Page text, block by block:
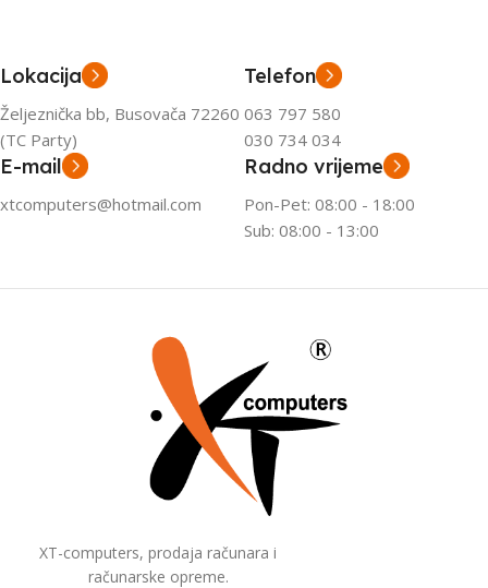
Lokacija
Željeznička bb, Busovača 72260
(TC Party)
Telefon
063 797 580
030 734 034
E-mail
xtcomputers@hotmail.com
Radno vrijeme
Pon-Pet: 08:00 - 18:00
Sub: 08:00 - 13:00
XT-computers, prodaja računara i
računarske opreme.